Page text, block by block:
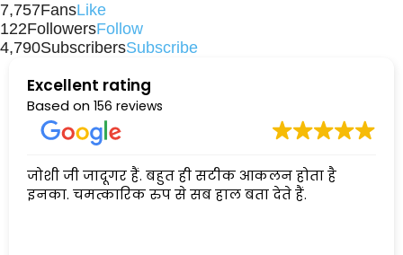
7,757FansLike
122FollowersFollow
4,790SubscribersSubscribe
Excellent rating
Based on 156 reviews
जोशी जी जादूगर हैं. बहुत ही सटीक आकलन होता है
इनका. चमत्कारिक रुप से सब हाल बता देते हैं.